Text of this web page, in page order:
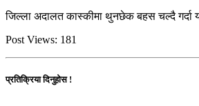
जिल्ला अदालत कास्कीमा थुनछेक बहस चल्दै गर्दा
Post Views: 181
प्रतिक्रिया दिनुहोस !